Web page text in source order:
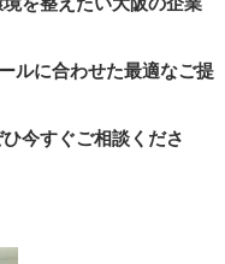
ルに合わせた最適なご提
今すぐご相談くださ